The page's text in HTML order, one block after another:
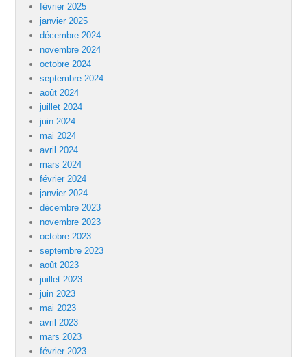
février 2025
janvier 2025
décembre 2024
novembre 2024
octobre 2024
septembre 2024
août 2024
juillet 2024
juin 2024
mai 2024
avril 2024
mars 2024
février 2024
janvier 2024
décembre 2023
novembre 2023
octobre 2023
septembre 2023
août 2023
juillet 2023
juin 2023
mai 2023
avril 2023
mars 2023
février 2023